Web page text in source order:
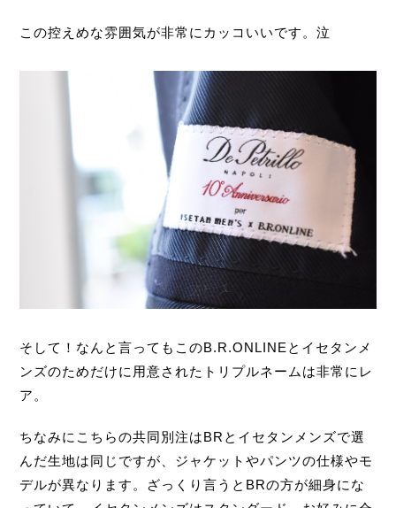
この控えめな雰囲気が非常にカッコいいです。泣
そして！なんと言ってもこのB.R.ONLINEとイセタンメ
ンズのためだけに用意されたトリプルネームは非常にレ
ア。
ちなみにこちらの共同別注はBRとイセタンメンズで選
んだ生地は同じですが、ジャケットやパンツの仕様やモ
デルが異なります。ざっくり言うとBRの方が細身にな